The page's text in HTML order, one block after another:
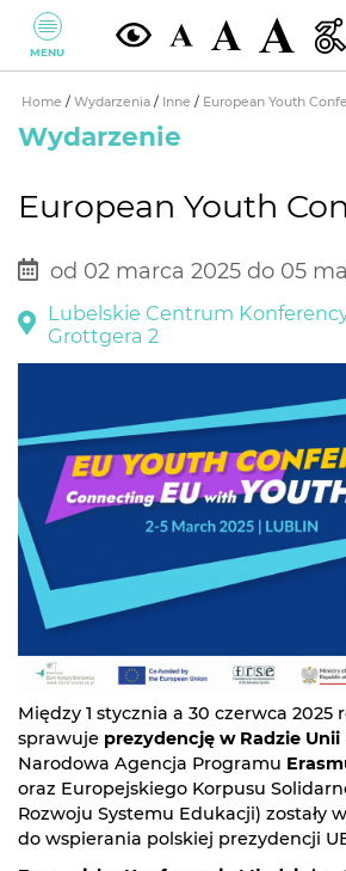
MENU
Home / Wydarzenia / Inne / European Youth
Wydarzenie
European Youth
od 02 marca 2025 do 05
Lubelskie Centrum
Grottgera 2
Między 1 stycznia a 30 czerwca 2025
sprawuje prezydencję w Radzie
Narodowa Agencja Programu
oraz Europejskiego Korpusu
Rozwoju Systemu Edukacji) zostały
do wspierania polskiej prezydencji